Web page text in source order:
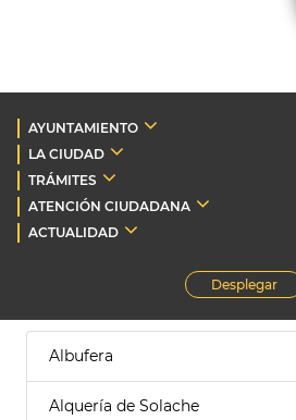
AYUNTAMIENTO
LA CIUDAD
TRÁMITES
ATENCIÓN CIUDADANA
ACTUALIDAD
Desplegar
Albufera
Alquería de Solache